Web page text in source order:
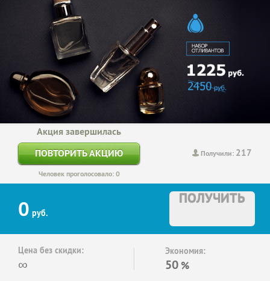
Получили: 217
Акция завершилась
ПОВТОРИТЬ АКЦИЮ
Человек проголосовало: 0
0 руб.
ПОЛУЧИТЬ
Цена без скидки:
∞
Экономия:
50 %